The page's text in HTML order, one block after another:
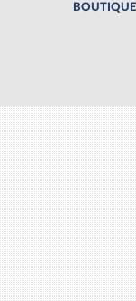
BOUTIQUE